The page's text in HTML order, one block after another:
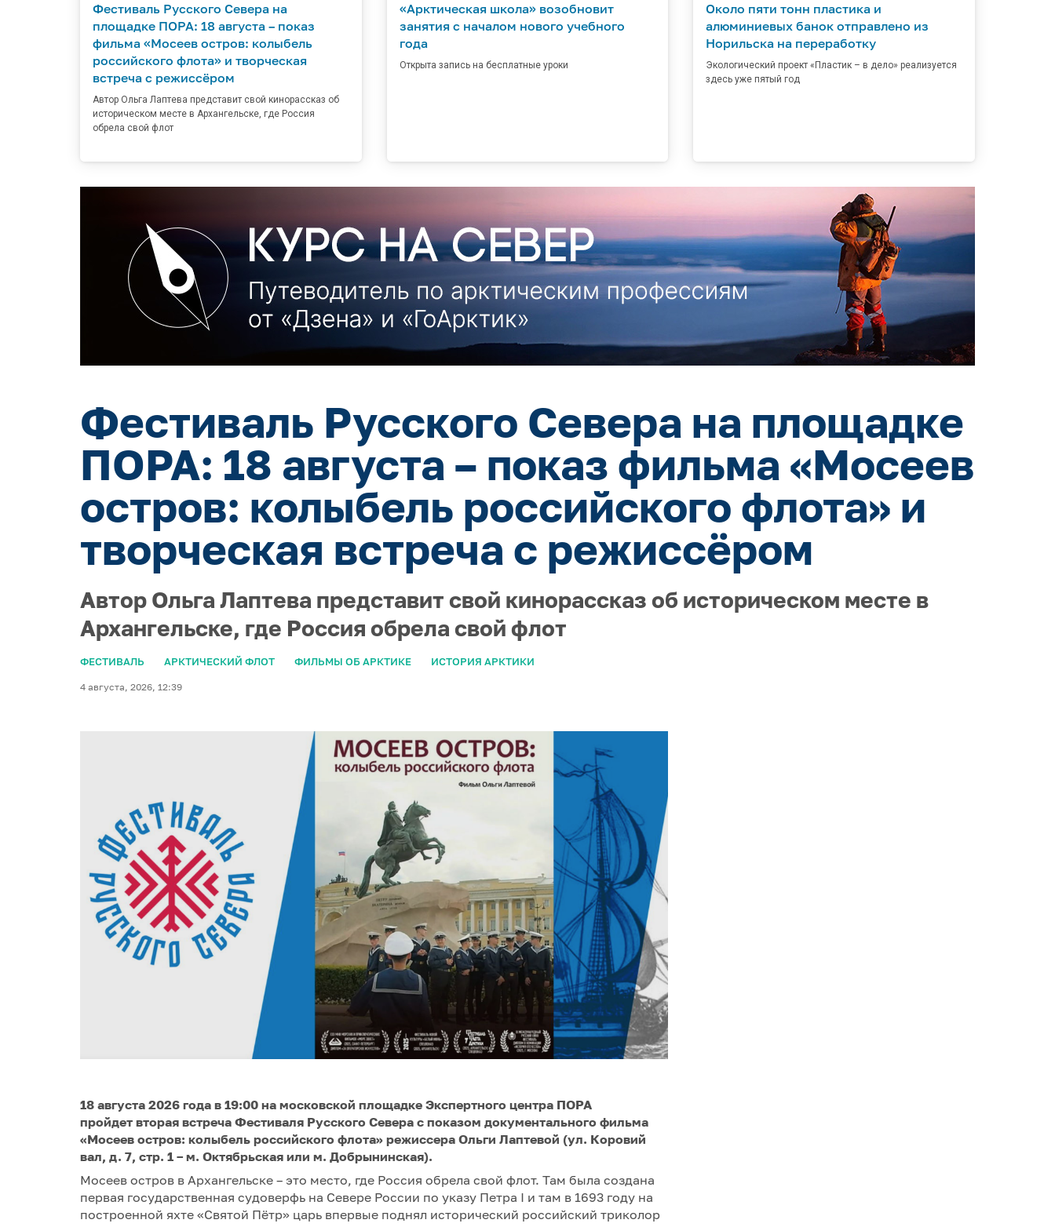
Фестиваль Русского Севера на
площадке ПОРА: 18 августа – показ
фильма «Мосеев остров: колыбель
российского флота» и творческая
встреча с режиссёром
Автор Ольга Лаптева представит свой кинорассказ об
историческом месте в Архангельске, где Россия
обрела свой флот
«Арктическая школа» возобновит
занятия с началом нового учебного
года
Открыта запись на бесплатные уроки
Около пяти тонн пластика и
алюминиевых банок отправлено из
Норильска на переработку
Экологический проект «Пластик – в дело» реализуется
здесь уже пятый год
Фестиваль Русского Севера на площадке
ПОРА: 18 августа – показ фильма «Мосеев
остров: колыбель российского флота» и
творческая встреча с режиссёром
Автор Ольга Лаптева представит свой кинорассказ об историческом месте в
Архангельске, где Россия обрела свой флот
ФЕСТИВАЛЬ АРКТИЧЕСКИЙ ФЛОТ ФИЛЬМЫ ОБ АРКТИКЕ ИСТОРИЯ АРКТИКИ
4 августа, 2026, 12:39
18 августа 2026 года в 19:00 на московской площадке Экспертного центра ПОРА
пройдет вторая встреча Фестиваля Русского Севера с показом документального фильма
«Мосеев остров: колыбель российского флота» режиссера Ольги Лаптевой (ул. Коровий
вал, д. 7, стр. 1 – м. Октябрьская или м. Добрынинская).
Мосеев остров в Архангельске – это место, где Россия обрела свой флот. Там была создана
первая государственная судоверфь на Севере России по указу Петра I и там в 1693 году на
построенной яхте «Святой Пётр» царь впервые поднял исторический российский триколор